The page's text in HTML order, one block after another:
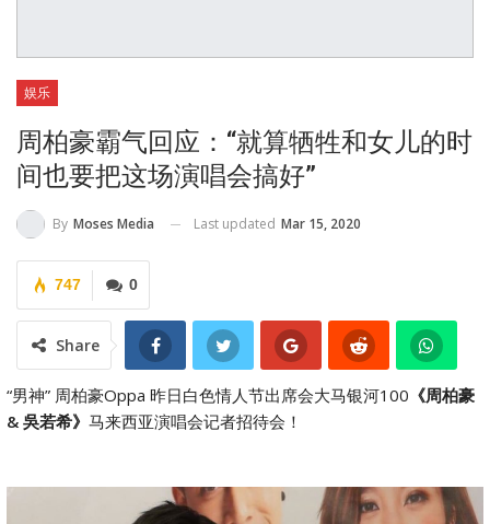
娱乐
周柏豪霸气回应：“就算牺牲和女儿的时
间也要把这场演唱会搞好”
By Moses Media Last updated Mar 15, 2020
0
747
Share
“男神” 周柏豪Oppa 昨日白色情人节出席会大马银河100 《周柏豪
& 吳若希》 马来西亚演唱会记者招待会！